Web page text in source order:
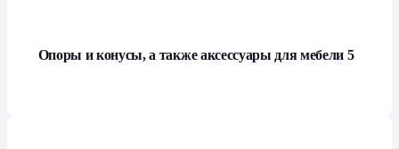
Опоры и конусы, а также аксессуары для мебели 5